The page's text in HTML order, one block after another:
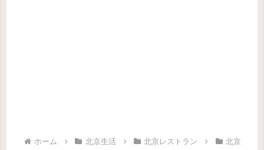
ホーム 北京生活 北京レストラン
北京